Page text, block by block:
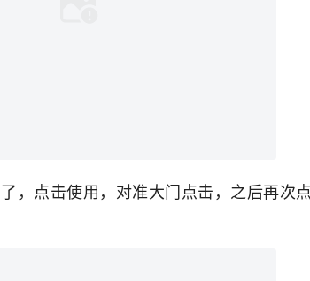
，点击使用，对准大门点击，之后再次